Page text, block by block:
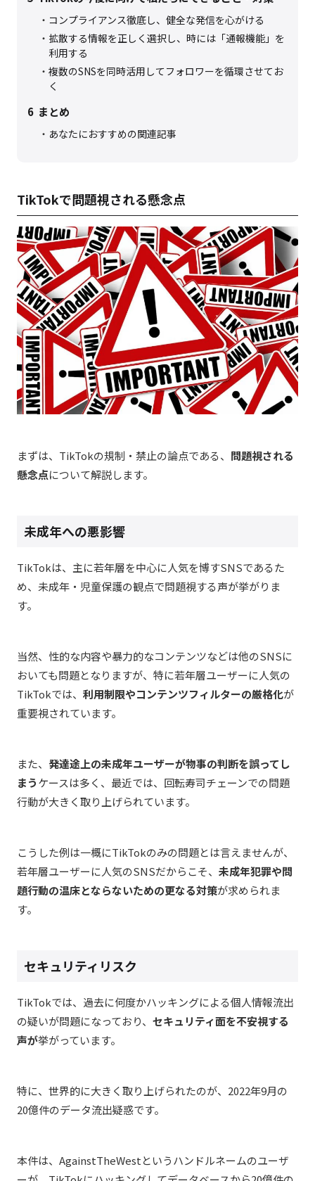
コンプライアンス徹底し、健全な発信を心がける
拡散する情報を正しく選択し、時には「通報機能」を
利用する
複数のSNSを同時活用してフォロワーを循環させてお
く
6 まとめ
あなたにおすすめの関連記事
TikTokで問題視される懸念点
まずは、TikTokの規制・禁止の論点である、 問題視される
懸念点について解説します。
未成年への悪影響
TikTokは、主に若年層を中心に人気を博すSNSであるた
め、未成年・児童保護の観点で問題視する声が挙がりま
す。
当然、性的な内容や暴力的なコンテンツなどは他のSNSに
おいても問題となりますが、特に若年層ユーザーに人気の
TikTokでは、 利用制限やコンテンツフィルターの厳格化が
重要視されています。
また、 発達途上の未成年ユーザーが物事の判断を誤ってし
まうケースは多く、最近では、回転寿司チェーンでの問題
行動が大きく取り上げられています。
こうした例は一概にTikTokのみの問題とは言えませんが、
若年層ユーザーに人気のSNSだからこそ、 未成年犯罪や問
題行動の温床とならないための更なる対策が求められま
す。
セキュリティリスク
TikTokでは、過去に何度かハッキングによる個人情報流出
の疑いが問題になっており、 セキュリティ面を不安視する
声が挙がっています。
特に、世界的に大きく取り上げられたのが、2022年9月の
20億件のデータ流出疑惑です。
本件は、AgainstTheWestというハンドルネームのユーザ